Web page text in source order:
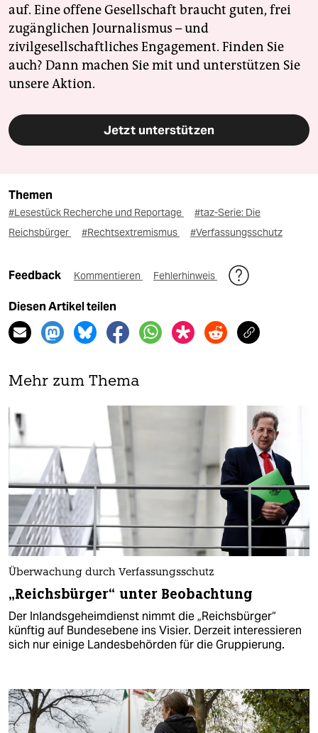
auf. Eine offene Gesellschaft braucht guten, frei
zugänglichen Journalismus – und
zivilgesellschaftliches Engagement. Finden Sie
auch? Dann machen Sie mit und unterstützen Sie
unsere Aktion.
Jetzt unterstützen
Themen
#Lesestück Recherche und Reportage
#taz-Serie: Die
Reichsbürger
#Rechtsextremismus #Verfassungsschutz
Feedback Kommentieren Fehlerhinweis
Diesen Artikel teilen
Mehr zum Thema
Überwachung durch Verfassungsschutz
„Reichsbürger“ unter Beobachtung
Der Inlandsgeheimdienst nimmt die „Reichsbürger“
künftig auf Bundesebene ins Visier. Derzeit interessieren
sich nur einige Landesbehörden für die Gruppierung.